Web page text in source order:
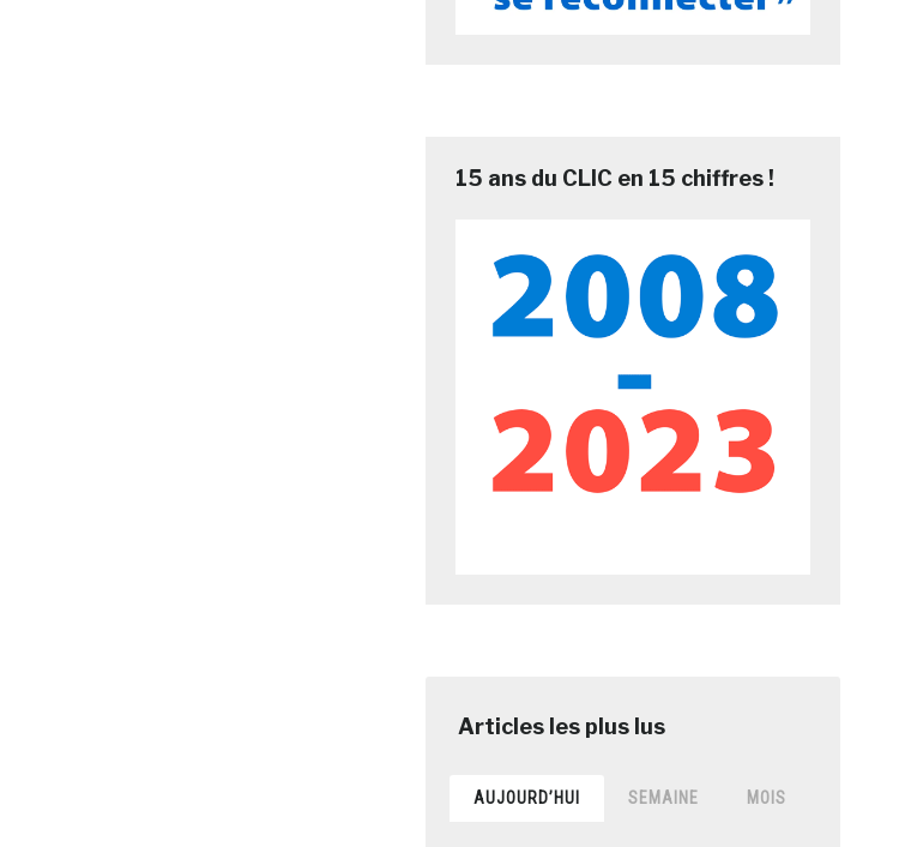
15 ans du CLIC en 15 chiffres !
AUJOURD’HUI SEMAINE MOIS